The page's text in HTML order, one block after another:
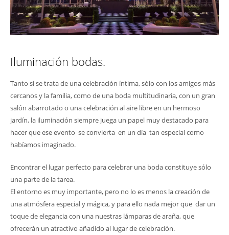
Iluminación bodas.
Tanto si se trata de una celebración íntima, sólo con los amigos más
cercanos y la familia, como de una boda multitudinaria, con un gran
salón abarrotado o una celebración al aire libre en un hermoso
jardín, la iluminación siempre juega un papel muy destacado para
hacer que ese evento se convierta en un día tan especial como
habíamos imaginado.
Encontrar el lugar perfecto para celebrar una boda constituye sólo
una parte de la tarea.
El entorno es muy importante, pero no lo es menos la creación de
una atmósfera especial y mágica, y para ello nada mejor que dar un
toque de elegancia con una nuestras lámparas de araña, que
ofrecerán un atractivo añadido al lugar de celebración.